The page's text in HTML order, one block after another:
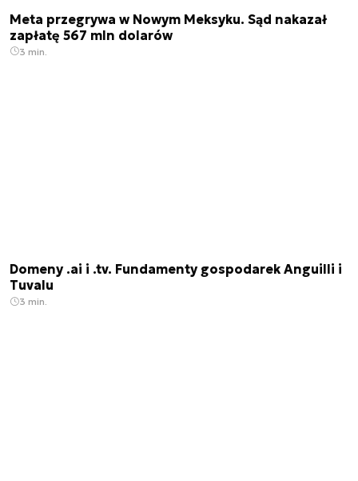
Meta przegrywa w Nowym Meksyku. Sąd nakazał
zapłatę 567 mln dolarów
3 min.
Domeny .ai i .tv. Fundamenty gospodarek Anguilli i
Tuvalu
3 min.